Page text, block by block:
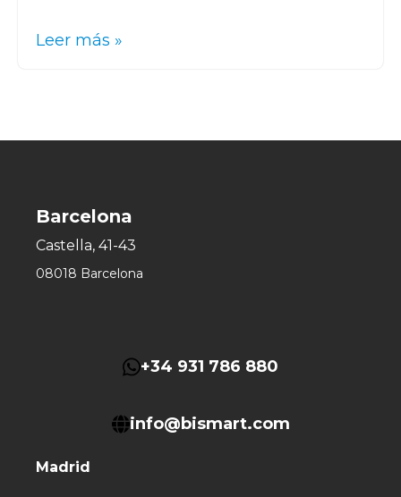
Leer más »
Barcelona
Castella, 41-43
08018 Barcelona
+34 931 786 880
info@bismart.com
Madrid